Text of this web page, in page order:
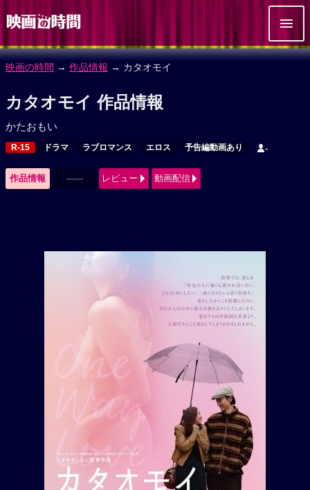
映画の時間 → 作品情報 → カタオモイ
カタオモイ 作品情報
かたおもい
R-15 ドラマ ラブロマンス エロス 予告編動画あり -
作品情報 ------ レビュー 動画配信